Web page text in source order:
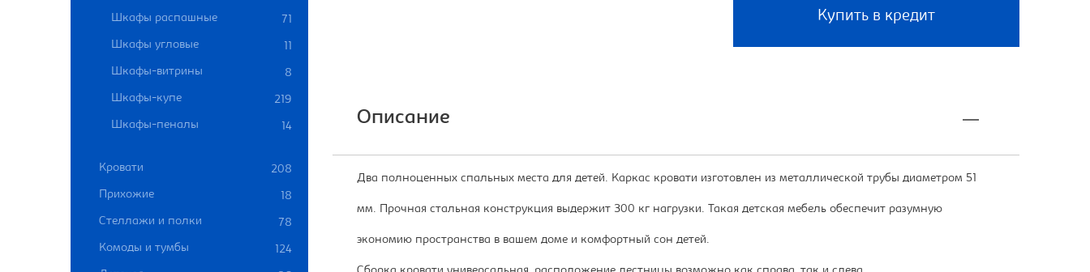
Шкафы распашные 71
Шкафы угловые 11
Шкафы-витрины 8
Шкафы-купе 219
Шкафы-пеналы 14
Кровати 208
Прихожие 18
Стеллажи и полки 78
Комоды и тумбы 124
Купить в кредит
Описание
Два полноценных спальных места для детей. Каркас кровати изготовлен из металлической трубы диаметром 51
мм. Прочная стальная конструкция выдержит 300 кг нагрузки. Такая детская мебель обеспечит разумную
экономию пространства в вашем доме и комфортный сон детей.